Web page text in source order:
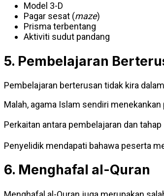
Model 3-D
Pagar sesat (maze)
Prisma terbentang
Aktiviti sudut pandang
5. Pembelajaran
Pembelajaran berterusan tidak kira
Malah, agama Islam sendiri
Perkaitan antara pembelajaran dan
Penyelidik mendapati bahawa peserta
6. Menghafal al-Quran